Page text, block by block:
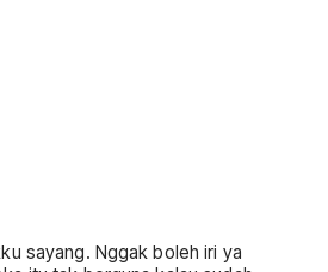
sayang. Nggak boleh iri ya